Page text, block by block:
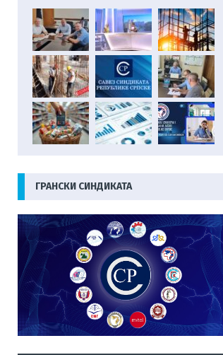
ГРАНСКИ СИНДИКАТА